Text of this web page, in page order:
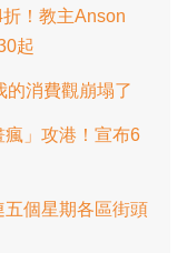
！教主Anson
起
的消費觀崩塌了
瘋」攻港！宣布6
五個星期各區街頭